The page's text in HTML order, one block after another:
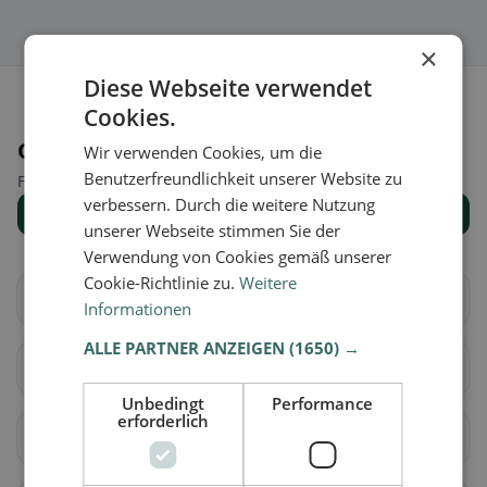
Orte in der Nähe
Finde den passenden Ort für deine Restaurantsuche.
Alle Orte anzeigen
Milvignes
La Brévine
×
Diese Webseite verwendet
Cookies.
Wir verwenden Cookies, um die
Benutzerfreundlichkeit unserer Website zu
verbessern. Durch die weitere Nutzung
unserer Webseite stimmen Sie der
Verwendung von Cookies gemäß unserer
Cookie-Richtlinie zu.Weitere
Informationen
ALLE PARTNER ANZEIGEN(1650) →
Unbedingt
erforderlich
Performance